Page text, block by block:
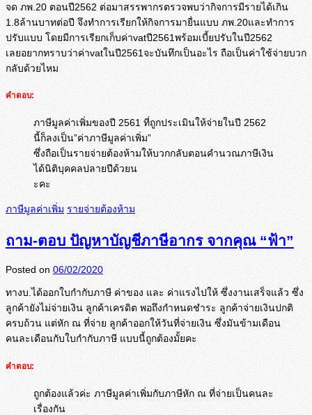
จด ภพ.20 ตอนปี2562 ต่อมาสรรพากรตรวจพบว่ากิจการมีรายได้เกิน
1.8ล้านบาทต่อปี จึงทำการเรียกให้กิจการมายื่นแบบ ภพ.20และทำการ
ปรับแบบ โดยมีการเรียกเก็บค่าvatปี2561พร้อมเบี้ยปรับในปี2562
เลยอยากทราบว่าค่าvatในปี2561จะบันทึกเป็นอะไร ถือเป็นค่าใช้จ่ายบวก
กลับด้วยไหม
คำตอบ:
ภาษีมูลค่าเพิ่มของปี 2561 ที่ถูกประเมินให้จ่ายในปี 2562
นี้ก็ลงเป็น”ค่าภาษีมูลค่าเพิ่ม”
ซึ่งถือเป็นรายจ่ายต้องห้ามให้บวกกลับตอนคำนวณภาษีเงิน
ได้นิติบุคคลปลายปีด้วยน
ะคะ
ภาษีมูลค่าเพิ่ม รายจ่ายต้องห้าม
ถาม-ตอบ ปัญหาบัญชีภาษีอากร จากคุณ “ฟ้า”
Posted on 06/02/2020
ทางบ.ได้ออกใบกำกับภาษี ค่าของ และ ค่าแรงไปให้ ซึ่งงานเสร็จแล้ว ซึ่ง
ลูกค้ายังไม่จ่ายเงิน ลูกค้าเครดิต พอถึงกำหนดชำระ ลูกค้าจ่ายเงินปกติ
ครบถ้วน แต่หัก ณ ที่จ่าย ลูกค้าออกให้วันที่จ่ายเงิน ซึ่งมันข้ามเดือน
คนละเดือนกับใบกำกับภาษี แบบนี้ถูกต้องมั้ยคะ
คำตอบ:
ถูกต้องแล้วค่ะ ภาษีมูลค่าเพิ่มกับภาษีหัก ณ ที่จ่ายเป็นคนละ
เรื่องกัน